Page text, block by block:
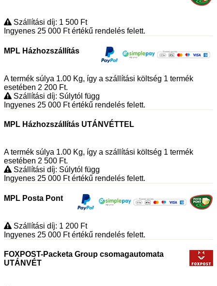
Szállítási díj: 1 500 Ft
Ingyenes 25 000 Ftértékű rendelés felett.
MPL Házhozszállítás
A termék súlya 1.00 Kg, így a szállítási költség 1 termék
esetében 2 200 Ft.
Szállítási díj: Súlytól függ
Ingyenes 25 000 Ftértékű rendelés felett.
MPL Házhozszállítás UTÁNVÉTTEL
A termék súlya 1.00 Kg, így a szállítási költség 1 termék
esetében 2 500 Ft.
Szállítási díj: Súlytól függ
Ingyenes 25 000 Ftértékű rendelés felett.
MPL Posta Pont
Szállítási díj: 1 200 Ft
Ingyenes 25 000 Ftértékű rendelés felett.
FOXPOST-Packeta Group csomagautomata
UTÁNVÉT